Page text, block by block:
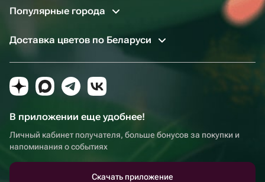
Популярные города
Доставка цветов по Беларуси
В приложении еще удобнее!
Личный кабинет получателя, больше бонусов за покупки и
напоминания о событиях
Скачать приложение